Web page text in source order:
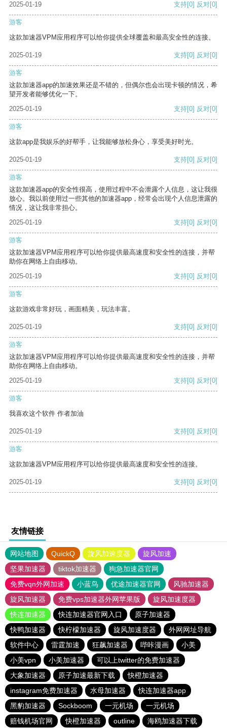
2025-01-19
支持[0] 反对[0]
游客
这款加速器VPM应用程序可以给你提供全球覆盖和最高安全性的连接。
2025-01-19 支持[0] 反对[0]
游客
这款加速器app的加速效果还是不错的，但偶尔也会出现卡顿的情况，希
望开发者能够优化一下。
2025-01-19
支持[0] 反对[0]
游客
这款app是我娱乐的好帮手，让我能够放松身心，享受美好时光。
2025-01-19 支持[0] 反对[0]
游客
这款加速器app的安全性很高，使用过程中不会泄露个人信息，这让我很
放心。我以前使用过一些其他的加速器app，经常会出现个人信息泄露的
情况，这让我非常担心。
2025-01-19
支持[0] 反对[0]
游客
这款加速器VPM应用程序可以给你提供最高速度和安全性的连接，并帮
助你在网络上自由移动。
2025-01-19
支持[0] 反对[0]
游客
这款游戏非常好玩，画面精美，玩法丰富。
2025-01-19 支持[0] 反对[0]
游客
这款加速器VPM应用程序可以给你提供最高速度和安全性的连接，并帮
助你在网络上自由移动。
2025-01-19
支持[0] 反对[0]
游客
我喜欢这个软件 作者加油
2025-01-19 支持[0] 反对[0]
游客
这款加速器VPM应用程序可以给你提供最高速度和安全性的连接。
2025-01-19 支持[0] 反对[0]
友情链接
网站地图 QuickQ 旋风加速度器
旋风加速
坚果加速器
tiktok加速器
狗急加速器官网
免费vqn外网加速
小蓝鸟 优途加速器官网
风驰加速器
旋风加速器
免费vps加速器外网苹果版
旋风加速度器
快连加速器
快连加速器官网入口
原子加速器
快鸭加速器
快柠檬加速器 旋风加速度器
外网网址导航
软件中心
雷霆加速 狂飙加速器 哔咔漫画
小美
小美vpn
小美加速器
可以上twitter的免费加速器
大象加速器
原子加速最新下载
快橙加速器
instagram免费加速器
水母加速器
快连加速器app
黑豹加速器
Sockboom 一元机场
一元机场
赔钱机场官网
快橙加速器 outline 海鸥加速器下载